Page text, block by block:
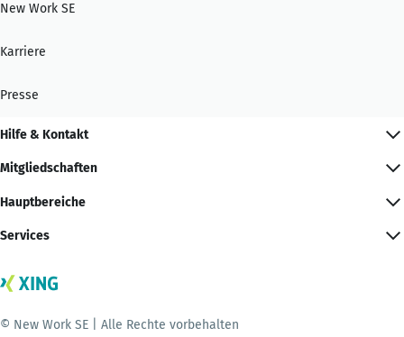
New Work SE
Karriere
Presse
Hilfe & Kontakt
Mitgliedschaften
Hauptbereiche
Services
© New Work SE | Alle Rechte vorbehalten